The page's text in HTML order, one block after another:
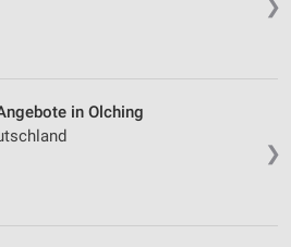
❯
❯
in Olching
Daten zur Auswahl von